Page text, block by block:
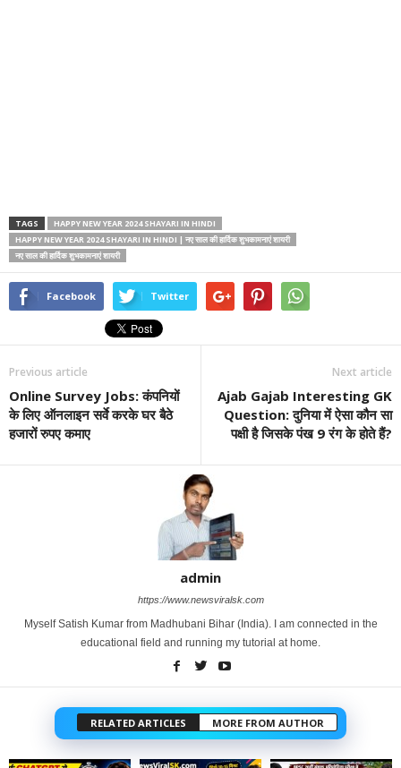
TAGS
HAPPY NEW YEAR 2024 SHAYARI IN HINDI
HAPPY NEW YEAR 2024 SHAYARI IN HINDI | नए साल की हार्दिक शुभकामनाएं शायरी
नए साल की हार्दिक शुभकामनाएं शायरी
Facebook Twitter
Previous article
Online Survey Jobs: कंपनियों
के लिए ऑनलाइन सर्वे करके घर बैठे
हजारों रुपए कमाए
Next article
Ajab Gajab Interesting GK
Question: दुनिया में ऐसा कौन सा
पक्षी है जिसके पंख 9 रंग के होते हैं?
admin
https://www.newsviralsk.com
Myself Satish Kumar from Madhubani Bihar (India). I am connected in the
educational field and running my tutorial at home.
RELATED ARTICLES MORE FROM AUTHOR